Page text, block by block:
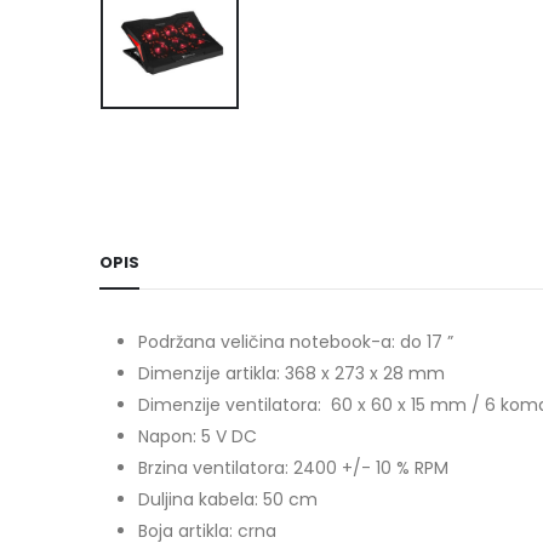
OPIS
Podržana veličina notebook-a: do 17 ”
Dimenzije artikla: 368 x 273 x 28 mm
Dimenzije ventilatora: 60 x 60 x 15 mm / 6
Napon: 5 V DC
Brzina ventilatora: 2400 +/- 10 % RPM
Duljina kabela: 50 cm
Boja artikla: crna